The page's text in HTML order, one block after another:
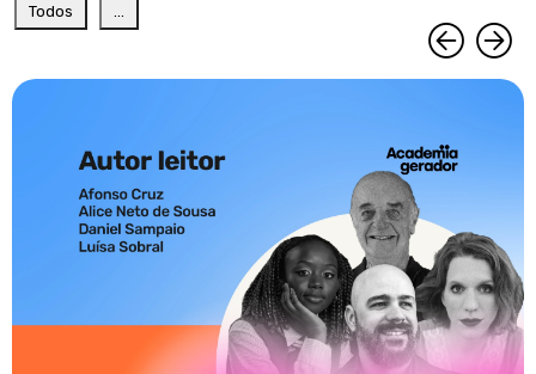
Todos